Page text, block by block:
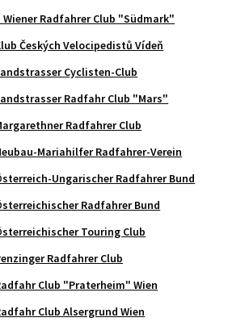
Wiener Radfahrer Club "Südmark"
Českých Velocipedistů Vídeň
Cyclisten-Club
Radfahr Club "Mars"
Radfahrer Club
Mariahilfer Radfahrer-Verein
Ungarischer Radfahrer Bund
Radfahrer Bund
Touring Club
Radfahrer Club
Club "Praterheim" Wien
Club Alsergrund Wien